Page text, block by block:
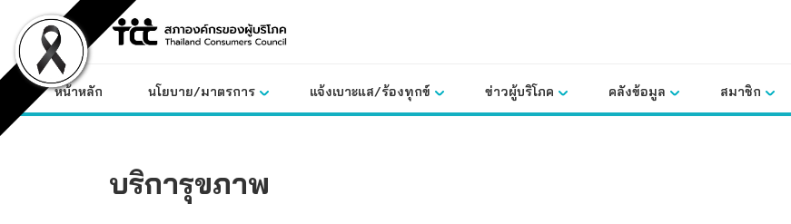
content
หน้าหลัก นโยบาย/มาตรการ แจ้งเบาะแส/ร้องทุกข์ ข่าวผู้บริโภค คลังข้อมูล สมาชิก
บริการุขภาพ